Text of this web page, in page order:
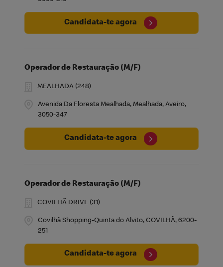
Candidata-te agora
Operador de Restauração (M/F)
Avenida Da Floresta Mealhada, Mealhada, Aveiro,
3050-347
MEALHADA (248)
Candidata-te agora
Operador de Restauração (M/F)
Covilhã Shopping-Quinta do Alvito, COVILHÃ, 6200-
251
COVILHÃ DRIVE (31)
Candidata-te agora